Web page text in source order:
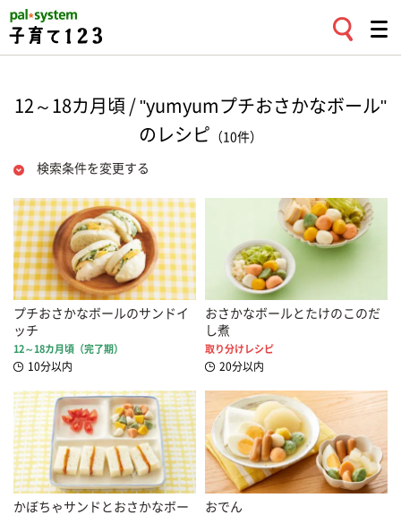
12～18カ月頃 / "yumyumプチおさかなボール"
のレシピ （10件）
検索条件を変更する
プチおさかなボールのサンドイ
ッチ
12～18カ月頃（完了期）
10分以内
おさかなボールとたけのこのだ
し煮
取り分けレシピ
20分以内
かぼちゃサンドとおさかなボー
おでん